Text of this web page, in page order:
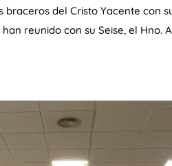
del Cristo Yacente con
reunido con su Seise, el Hno.